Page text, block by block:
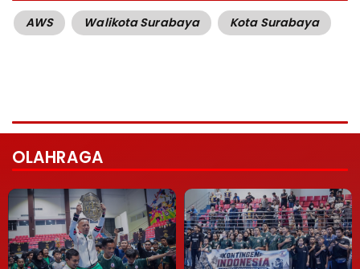
AWS Walikota Surabaya Kota Surabaya
OLAHRAGA